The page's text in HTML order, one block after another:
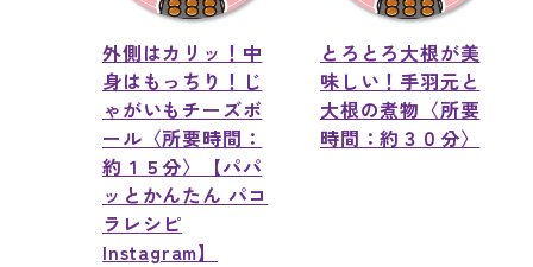
外側はカリッ！中
身はもっちり！じ
ゃがいもチーズボ
ール〈所要時間：
約１５分〉【パパ
ッとかんたん パコ
ラレシピ
Instagram】
とろとろ大根が美
味しい！手羽元と
大根の煮物〈所要
時間：約３０分〉